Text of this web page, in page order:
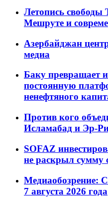
Летопись свободы
Мешруте и
Азербайджан
медиа
Баку превращает
постоянную
ненефтяного
Против кого
Исламабад и Эр-
SOFAZ
не раскрыл сумму
Медиаобозрение:
7 августа 2026 года